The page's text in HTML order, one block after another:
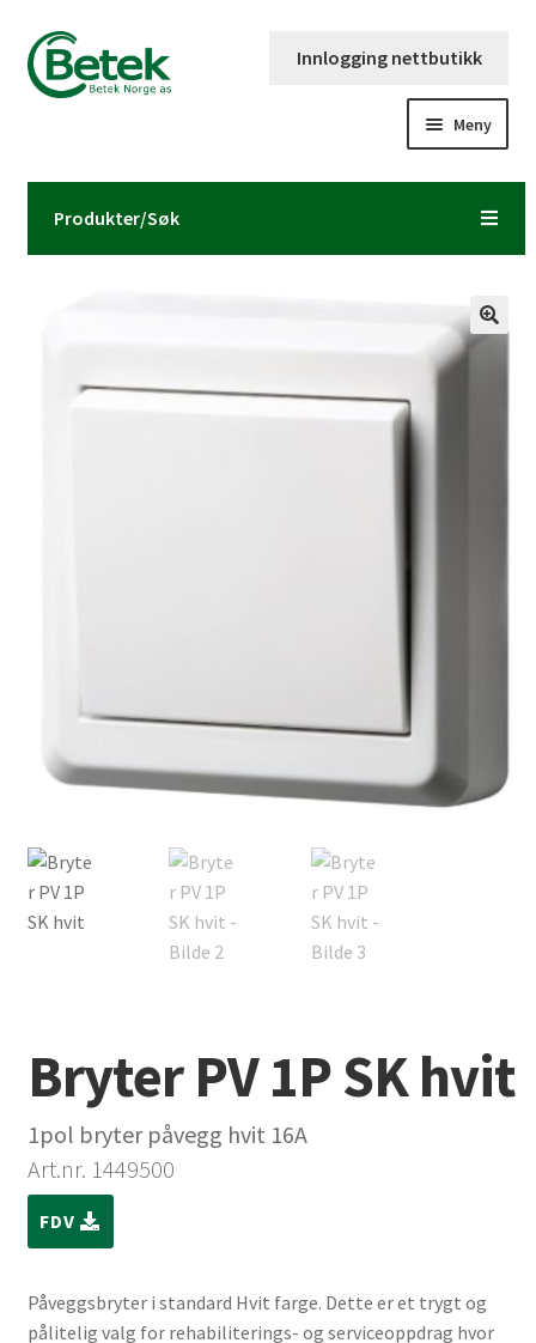
Hopp
til
navigasjon
Hopp
til
innhold
Innlogging nettbutikk
Meny
Forsiden
Bryter PV 1P SK hvit
1pol bryter påvegg hvit 16A
Art.nr. 1449500
FDV
Påveggsbryter i standard Hvit farge. Dette er et trygt og
pålitelig valg for rehabiliterings- og serviceoppdrag hvor
Produkter/Søk